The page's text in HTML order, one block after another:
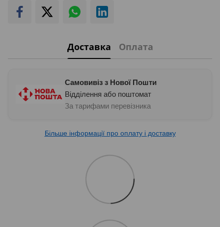
Доставка Оплата
Самовивіз з Нової Пошти
Відділення або поштомат
За тарифами перевізника
Більше інформації про оплату і доставку